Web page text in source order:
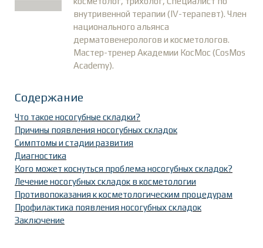
внутривенной терапии (IV-терапевт). Член
национального альянса
дерматовенерологов и косметологов.
Мастер-тренер Академии КосМос (CosMos
Academy).
Содержание
Что такое носогубные складки?
Причины появления носогубных складок
Симптомы и стадии развития
Диагностика
Кого может коснуться проблема носогубных складок?
Лечение носогубных складок в косметологии
Противопоказания к косметологическим процедурам
Профилактика появления носогубных складок
Заключение